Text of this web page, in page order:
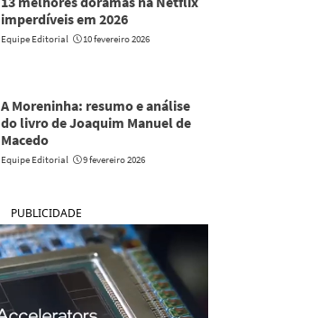
imperdíveis em 2026
Equipe Editorial 10 fevereiro 2026
A Moreninha: resumo e análise
do livro de Joaquim Manuel de
Macedo
Equipe Editorial 9 fevereiro 2026
PUBLICIDADE